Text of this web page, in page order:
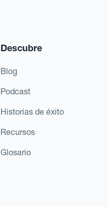
Descubre
Blog
Podcast
Historias de éxito
Recursos
Glosario